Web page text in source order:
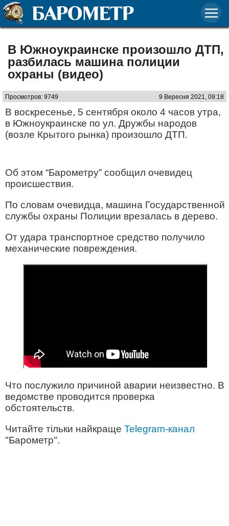
В Южноукраинске произошло ДТП,
разбилась машина полиции
охраны (видео)
Просмотров: 9749 9 Вересня 2021, 09:18
В воскресенье, 5 сентября около 4 часов утра,
в Южноукраинске по ул. Дружбы народов
(возле Крытого рынка) произошло ДТП.
Об этом “Барометру” сообщил очевидец
происшествия.
По словам очевидца, машина Государственной
службы охраны Полиции врезалась в дерево.
От удара транспортное средство получило
механические повреждения.
Что послужило причиной аварии неизвестно. В
ведомстве проводится проверка
обстоятельств.
Читайте тільки найкраще Telegram-канал
"Барометр".